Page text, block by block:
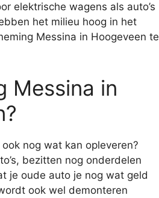
elektrische wagens als auto’s
het milieu hoog in het
Messina in Hoogeveen te
Messina in
nog wat kan opleveren?
bezitten nog onderdelen
je oude auto je nog wat geld
ook wel demonteren